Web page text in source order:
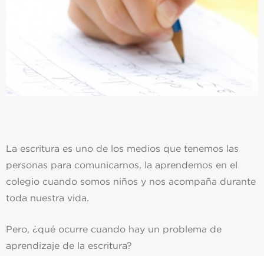
La escritura es uno de los medios que tenemos las
personas para comunicarnos, la aprendemos en el
colegio cuando somos niños y nos acompaña durante
toda nuestra vida.
Pero, ¿qué ocurre cuando hay un problema de
aprendizaje de la escritura?